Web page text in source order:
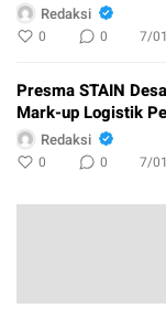
Redaksi
0 0 7/
Presma STAIN
Mark-up Logistik
Redaksi
0 0 7/